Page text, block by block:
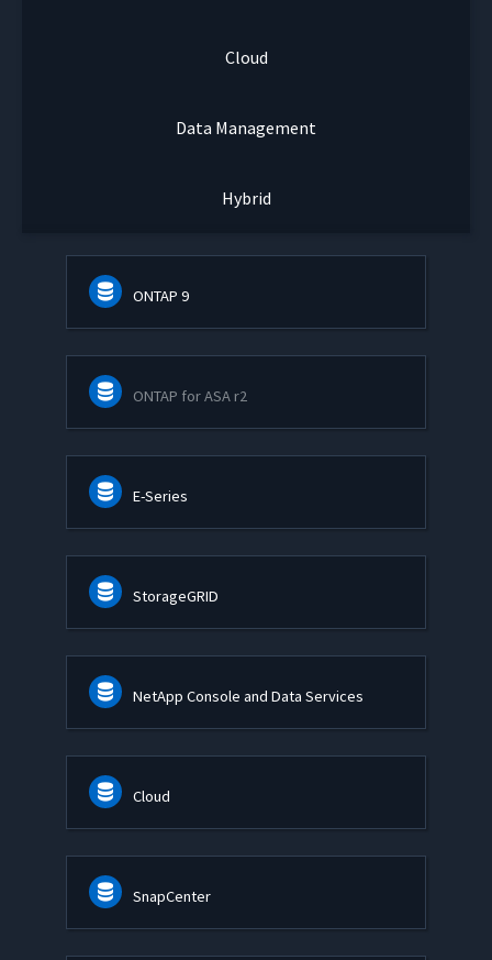
Cloud
Data Management
Hybrid
ONTAP 9
ONTAP for ASA r2
E-Series
StorageGRID
NetApp Console and Data Services
Cloud
SnapCenter